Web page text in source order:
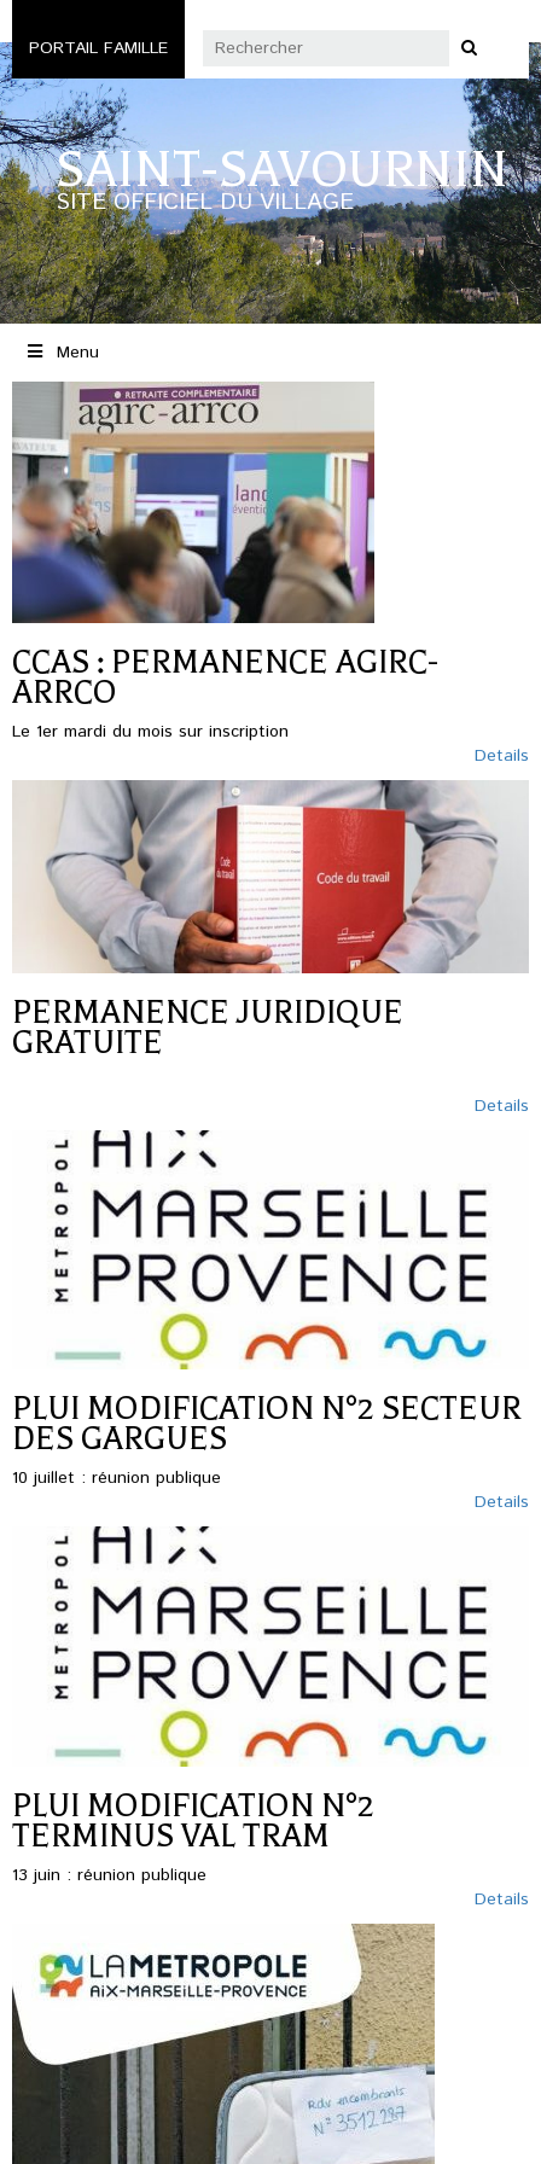
PORTAIL FAMILLE
SAINT-SAVOURNIN
SITE OFFICIEL DU VILLAGE
Menu
CCAS : PERMANENCE AGIRC-
ARRCO
Le 1er mardi du mois sur inscription
Details
PERMANENCE JURIDIQUE
GRATUITE
Details
PLUI MODIFICATION N°2 SECTEUR
DES GARGUES
10 juillet : réunion publique
Details
PLUI MODIFICATION N°2
TERMINUS VAL TRAM
13 juin : réunion publique
Details